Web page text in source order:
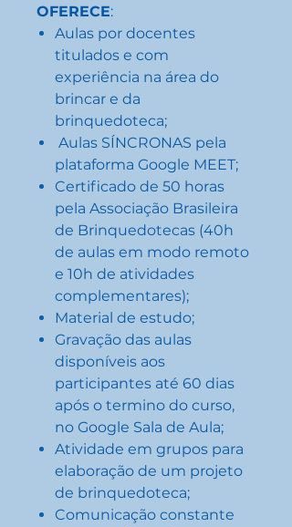
OFERECE:
Aulas por docentes
titulados e com
experiência na área do
brincar e da
brinquedoteca;
Aulas SÍNCRONAS pela
plataforma Google MEET;
Certificado de 50 horas
pela Associação Brasileira
de Brinquedotecas (40h
de aulas em modo remoto
e 10h de atividades
complementares);
Material de estudo;
Gravação das aulas
disponíveis aos
participantes até 60 dias
após o termino do curso,
no Google Sala de Aula;
Atividade em grupos para
elaboração de um projeto
de brinquedoteca;
Comunicação constante